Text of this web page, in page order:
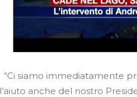
“Ci siamo immediatamente
l’aiuto anche del nostro